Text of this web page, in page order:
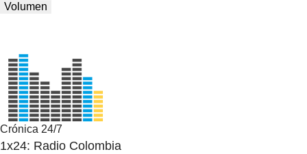
Volumen
Crónica 24/7
1x24: Radio Colombia